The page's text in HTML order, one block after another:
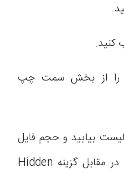
گزینه Manage Apps را از بخش سمت چپ
بیابید و حجم فایل
بکاپ ذخیره شده آن را در مقابل گزینه Hidden